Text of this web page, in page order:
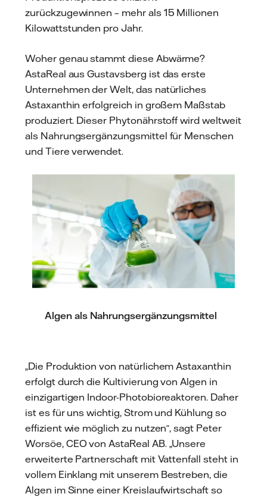
zurückzugewinnen – mehr als 15 Millionen
Kilowattstunden pro Jahr.
Woher genau stammt diese Abwärme?
AstaReal aus Gustavsberg ist das erste
Unternehmen der Welt, das natürliches
Astaxanthin erfolgreich in großem Maßstab
produziert. Dieser Phytonährstoff wird weltweit
als Nahrungsergänzungsmittel für Menschen
und Tiere verwendet.
Algen als Nahrungsergänzungsmittel
„Die Produktion von natürlichem Astaxanthin
erfolgt durch die Kultivierung von Algen in
einzigartigen Indoor-Photobioreaktoren. Daher
ist es für uns wichtig, Strom und Kühlung so
effizient wie möglich zu nutzen“, sagt Peter
Worsöe, CEO von AstaReal AB. „Unsere
erweiterte Partnerschaft mit Vattenfall steht in
vollem Einklang mit unserem Bestreben, die
Algen im Sinne einer Kreislaufwirtschaft so